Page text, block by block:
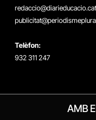
redaccio@diarieducacio.cat
Telèfon:
932 311 247
AMB